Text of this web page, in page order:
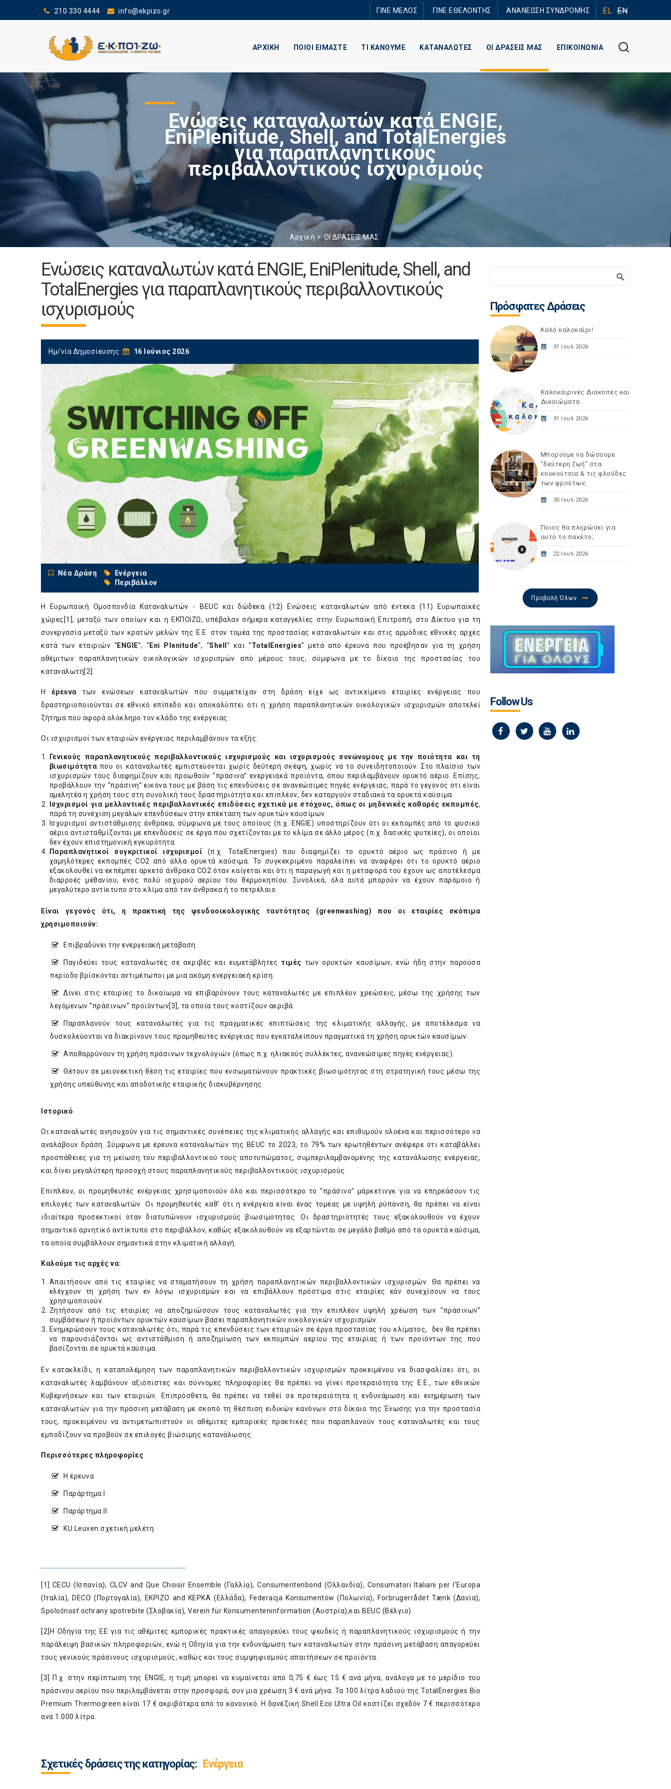
210 330 4444 info@ekpizo.gr ΓΙΝΕ ΜΕΛΟΣ ΓΙΝΕ ΕΘΕΛΟΝΤΗΣ ΑΝΑΝΕΩΣΗ ΣΥΝΔΡΟΜΗΣ EL EN
ΑΡΧΙΚΗ ΠΟΙΟΙ ΕΙΜΑΣΤΕ ΤΙ ΚΑΝΟΥΜΕ ΚΑΤΑΝΑΛΩΤΕΣ ΟΙ ΔΡΑΣΕΙΣ ΜΑΣ ΕΠΙΚΟΙΝΩΝΙΑ
Ενώσεις καταναλωτών κατά ENGIE,
EniPlenitude, Shell, and TotalEnergies
για παραπλανητικούς
περιβαλλοντικούς ισχυρισμούς
Αρχική ΟΙ ΔΡΑΣΕΙΣ ΜΑΣ
Ενώσεις καταναλωτών κατά ENGIE, EniPlenitude, Shell, and
TotalEnergies για παραπλανητικούς περιβαλλοντικούς
ισχυρισμούς
Ημ/νία Δημοσίευσης: 16 Ιούνιος 2026
Νέα Δράση
Ενέργεια
Περιβάλλον
Η Ευρωπαϊκή Ομοσπονδία Καταναλωτών - BEUC και δώδεκα (12) Ενώσεις καταναλωτών από έντεκα (11) Ευρωπαϊκές
χώρες [1], μεταξύ των οποίων και η ΕΚΠΟΙΖΩ, υπέβαλαν σήμερα καταγγελίες στην Ευρωπαϊκή Επιτροπή, στο Δίκτυο για τη
συνεργασία μεταξύ των κρατών μελών της Ε.Ε. στον τομέα της προστασίας καταναλωτών και στις αρμόδιες εθνικές αρχές
κατά των εταιριών “ENGIE”, “Eni Plenitude”, “Shell ” και “TotalEnergies” μετά από έρευνα που προέβησαν για τη χρήση
αθέμιτων παραπλανητικών οικολογικών ισχυρισμών από μέρους τους, σύμφωνα με το δίκαιο της προστασίας του
καταναλωτή[2]
Η έρευνα των ενώσεων καταναλωτών που συμμετείχαν στη δράση είχε ως αντικείμενο εταιρίες ενέργειας που
δραστηριοποιούνται σε εθνικό επίπεδο και αποκαλύπτει ότι η χρήση παραπλανητικών οικολογικών ισχυρισμών αποτελεί
ζήτημα που αφορά ολόκληρο τον κλάδο της ενέργειας.
Οι ισχυρισμοί των εταιριών ενέργειας περιλαμβάνουν τα εξής:
Γενικούς παραπλανητικούς περιβαλλοντικούς ισχυρισμούς και ισχυρισμούς συνώνυμους με την ποιότητα και τη
βιωσιμότητα που οι καταναλωτές εμπιστεύονται χωρίς δεύτερη σκέψη, χωρίς να το συνειδητοποιούν. Στο πλαίσιο των
ισχυρισμών τους διαφημίζουν και προωθούν “πράσινα” ενεργειακά προϊόντα, όπου περιλαμβάνουν ορυκτό αέριο. Επίσης,
προβάλλουν την “πράσινη” εικόνα τους με βάση τις επενδύσεις σε ανανεώσιμες πηγές ενέργειας, παρά το γεγονός ότι είναι
αμελητέα η χρήση τους στη συνολική τους δραστηριότητα και επιπλέον, δεν καταργούν σταδιακά τα ορυκτά καύσιμα.
Ισχυρισμοί για μελλοντικές περιβαλλοντικές επιδόσεις σχετικά με στόχους, όπως οι μηδενικές καθαρές εκπομπές,
παρά τη συνέχιση μεγάλων επενδύσεων στην επέκταση των ορυκτών καυσίμων.
Ισχυρισμοί αντιστάθμισης άνθρακα, σύμφωνα με τους οποίους (π.χ. ENGIE) υποστηρίζουν ότι οι εκπομπές από το φυσικό
αέριο αντισταθμίζονται με επενδύσεις σε έργα που σχετίζονται με το κλίμα σε άλλο μέρος (π.χ. δασικές φυτείες), οι οποίοι
δεν έχουν επιστημονική εγκυρότητα.
Παραπλανητικοί συγκριτικοί ισχυρισμοί (π.χ. TotalEnergies) που διαφημίζει το ορυκτό αέριο ως πράσινο ή με
χαμηλότερες εκπομπές CO2 από άλλα ορυκτά καύσιμα. Το συγκεκριμένο παραλείπει να αναφέρει ότι το ορυκτό αέριο
εξακολουθεί να εκπέμπει αρκετό άνθρακα CO2 όταν καίγεται και ότι η παραγωγή και η μεταφορά του έχουν ως αποτέλεσμα
διαρροές μεθανίου, ενός πολύ ισχυρού αερίου του θερμοκηπίου. Συνολικά, όλα αυτά μπορούν να έχουν παρόμοιο ή
μεγαλύτερο αντίκτυπο στο κλίμα από τον άνθρακα ή το πετρέλαιο.
Είναι γεγονός ότι, η πρακτική της ψευδοοικολογικής ταυτότητας (greenwashing) που οι εταιρίες σκόπιμα
χρησιμοποιούν:
Επιβραδύνει την ενεργειακή μετάβαση.
Παγιδεύει τους καταναλωτές σε ακριβές και ευμετάβλητεςτιμές των ορυκτών καυσίμων, ενώ ήδη στην παρούσα
περίοδο βρίσκονται αντιμέτωποι με μια ακόμη ενεργειακή κρίση.
Δίνει στις εταιρίες το δικαίωμα να επιβαρύνουν τους καταναλωτές με επιπλέον χρεώσεις, μέσω της χρήσης των
λεγόμενων “πράσινων” προϊόντων[3], τα οποία τους κοστίζουν ακριβά.
Παραπλανούν τους καταναλωτές για τις πραγματικές επιπτώσεις της κλιματικής αλλαγής, με αποτέλεσμα να
δυσκολεύονται να διακρίνουν τους προμηθευτές ενέργειας που εγκαταλείπουν πραγματικά τη χρήση ορυκτών καυσίμων.
Αποθαρρύνουν τη χρήση πράσινων τεχνολογιών (όπως π.χ. ηλιακούς συλλέκτες, ανανεώσιμες πηγές ενέργειας).
Θέτουν σε μειονεκτική θέση τις εταιρίες που ενσωματώνουν πρακτικές βιωσιμότητας στη στρατηγική τους μέσω της
χρήσης υπεύθυνης και αποδοτικής εταιρικής διακυβέρνησης.
Ιστορικό
Οι καταναλωτές ανησυχούν για τις σημαντικές συνέπειες της κλιματικής αλλαγής και επιθυμούν ολοένα και περισσότερο να
αναλάβουν δράση. Σύμφωνα μεέρευνα καταναλωτών της BEUC το 2023, το 79% των ερωτηθέντων ανέφερε ότι καταβάλλει
προσπάθειες για τη μείωση του περιβαλλοντικού τους αποτυπώματος, συμπεριλαμβανομένης της κατανάλωσης ενέργειας,
και δίνει μεγαλύτερη προσοχή στους παραπλανητικούς περιβαλλοντικούς ισχυρισμούς.
Επιπλέον, οι προμηθευτές ενέργειας χρησιμοποιούν όλο και περισσότερο το “πράσινο” μάρκετινγκ για να επηρεάσουν τις
επιλογές των καταναλωτών. Οι προμηθευτές καθ’ ότι η ενέργεια είναι ένας τομέας με υψηλή ρύπανση, θα πρέπει να είναι
ιδιαίτερα προσεκτικοί όταν διατυπώνουν ισχυρισμούς βιωσιμότητας. Οι δραστηριότητές τους εξακολουθούν να έχουν
σημαντικό αρνητικό αντίκτυπο στο περιβάλλον, καθώς εξακολουθούν να εξαρτώνται σε μεγάλο βαθμό από τα ορυκτά καύσιμα,
τα οποία συμβάλλουν σημαντικά στην κλιματική αλλαγή.
Καλούμε τις αρχές να:
Απαιτήσουν από τις εταιρίες να σταματήσουν τη χρήση παραπλανητικών περιβαλλοντικών ισχυρισμών. Θα πρέπει να
ελέγχουν τη χρήση των εν λόγω ισχυρισμών και να επιβάλλουν πρόστιμα στις εταιρίες εάν συνεχίσουν να τους
χρησιμοποιούν.
Ζητήσουν από τις εταιρίες να αποζημιώσουν τους καταναλωτές για την επιπλέον υψηλή χρέωση των “πράσινων”
συμβάσεων ή προϊόντων ορυκτών καυσίμων βάσει παραπλανητικών οικολογικών ισχυρισμών.
Ενημερώσουν τους καταναλωτές ότι, παρά τις επενδύσεις των εταιριών σε έργα προστασίας του κλίματος, δεν θα πρέπει
να παρουσιάζονται ως αντιστάθμιση ή αποζημίωση των εκπομπών αερίου της εταιρίας ή των προϊόντων της που
βασίζονται σε ορυκτά καύσιμα.
Εν κατακλείδι, η καταπολέμηση των παραπλανητικών περιβαλλοντικών ισχυρισμών προκειμένου να διασφαλίσει ότι, οι
καταναλωτές λαμβάνουν αξιόπιστες και σύννομες πληροφορίες θα πρέπει να γίνει προτεραιότητα της Ε.Ε., των εθνικών
Κυβερνήσεων και των εταιριών. Επιπρόσθετα, θα πρέπει να τεθεί σε προτεραιότητα η ενδυνάμωση και ενημέρωση των
καταναλωτών για την πράσινη μετάβαση με σκοπό τη θέσπιση ειδικών κανόνων στο δίκαιο της Ένωσης για την προστασία
τους, προκειμένου να αντιμετωπιστούν οι αθέμιτες εμπορικές πρακτικές που παραπλανούν τους καταναλωτές και τους
εμποδίζουν να προβούν σε επιλογές βιώσιμης κατανάλωσης.
Περισσότερες πληροφορίες
Η έρευνα
Παράρτημα I
Παράρτημα II
KU Leuven σχετική μελέτη
[1] CECU (Ισπανία), CLCV and Que Choisir Ensemble (Γαλλία), Consumentenbond (Ολλανδία), Consumatori Italiani per l'Europa
(Ιταλία), DECO (Πορτογαλία), EKPIZO and KEPKA (Ελλάδα), Federacja Konsumentów (Πολωνία), Forbrugerrådet Tænk (Δανία),
Spoločnosť ochrany spotrebite (Σλοβακία), Verein für Konsumenteninformation (Aυστρία),και BEUC (Βέλγιο).
[2] Η Οδηγία της ΕΕ για τις αθέμιτες εμπορικές πρακτικές απαγορεύει τους ψευδείς ή παραπλανητικούς ισχυρισμούς ή την
παράλειψη βασικών πληροφοριών, ενώ η Οδηγία για την ενδυνάμωση των καταναλωτών στην πράσινη μετάβαση απαγορεύει
τους γενικούς πράσινους ισχυρισμούς, καθώς και τους συμψηφισμούς απαιτήσεων σε προϊόντα.
[3]
Π.χ. στην περίπτωση της ENGIE, η τιμή μπορεί να κυμαίνεται από 0,75 € έως 15 € ανά μήνα, ανάλογα με το μερίδιο του
πράσινου αερίου που περιλαμβάνεται στην προσφορά, συν μια χρέωση 3 € ανά μήνα. Τα 100 λίτρα λαδιού της TotalEnergies Bio
Premium Thermogreen είναι 17 € ακριβότερα από το κανονικό. Η δανέζικη Shell Eco Ultra Oil κοστίζει σχεδόν 7 € περισσότερο
ανά 1.000 λίτρα.
Σχετικές δράσεις της κατηγορίας: Ενέργεια
Πρόσφατες Δράσεις
Καλό καλοκαίρι!
31 Ιουλ 2026
Καλοκαιρινές Διακοπές και
Δικαιώματα
31 Ιουλ 2026
Μπορούμε να δώσουμε
"δεύτερη ζωή" στα
κουκούτσια & τις φλούδες
των φρούτων;
30 Ιουλ 2026
Ποιος θα πληρώσει για
αυτό το πακέτο;
22 Ιουλ 2026
Προβολή Όλων
Follow Us